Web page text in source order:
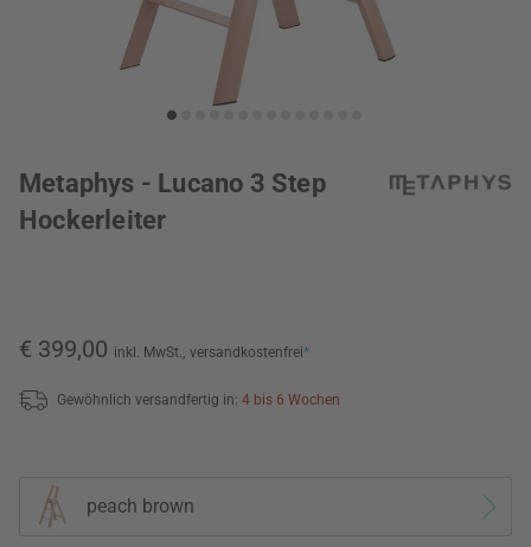
Metaphys - Lucano 3 Step
Hockerleiter
€ 399,00 inkl. MwSt., versandkostenfrei*
Gewöhnlich versandfertig in: 4 bis 6 Wochen
peach brown